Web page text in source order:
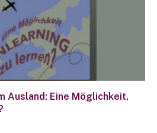
Ausland: Eine Möglichkeit,